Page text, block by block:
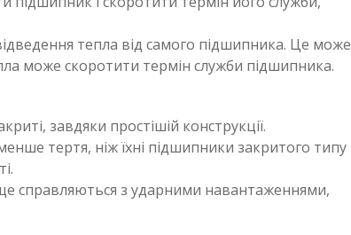
тепла від самого підшипника. Це може
може скоротити термін служби підшипника.
завдяки простішій конструкції.
тертя, ніж їхні підшипники закритого типу
справляються з ударними навантаженнями,